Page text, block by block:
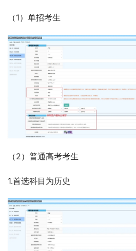
（1）单招考生
（2）普通高考考生
1.首选科目为历史